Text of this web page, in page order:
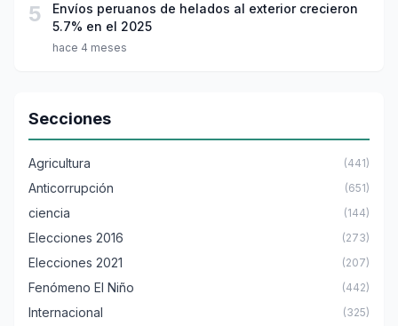
5
Envíos peruanos de helados al exterior crecieron
5.7% en el 2025
hace 4 meses
Secciones
Agricultura (441)
Anticorrupción (651)
ciencia (144)
Elecciones 2016 (273)
Elecciones 2021 (207)
Fenómeno El Niño (442)
Internacional (325)